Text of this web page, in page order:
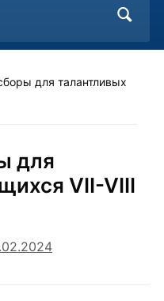
для талантливых
для
VII-VIII